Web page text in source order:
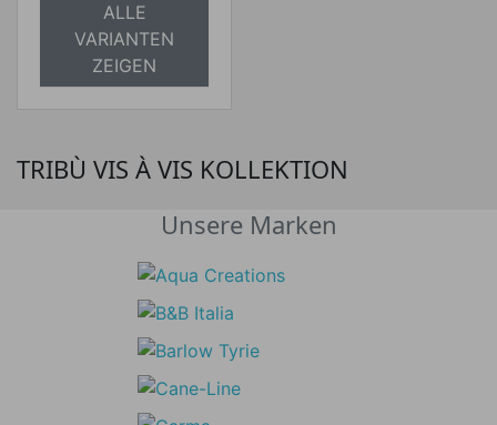
ALLE
VARIANTEN
ZEIGEN
TRIBÙ VIS À VIS KOLLEKTION
Unsere Marken